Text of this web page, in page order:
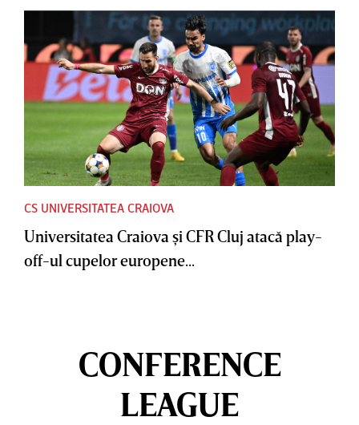
CS UNIVERSITATEA CRAIOVA
Universitatea Craiova şi CFR Cluj atacă play-
off-ul cupelor europene...
CONFERENCE
LEAGUE